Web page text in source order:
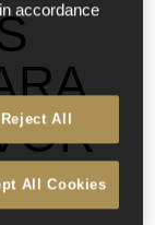
accordance
Reject All
All Cookies